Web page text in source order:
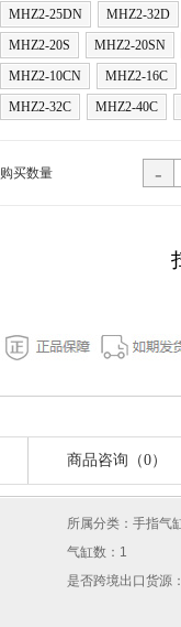
MHZ2-25DN
MHZ2-32D
MHZ2-20S
MHZ2-20SN
MHZ2-10CN
MHZ2-16C
MHZ2-32C
MHZ2-40C
购买数量 -
商品咨询（0）
所属分类：手指气
气缸数：1
是否跨境出口货源